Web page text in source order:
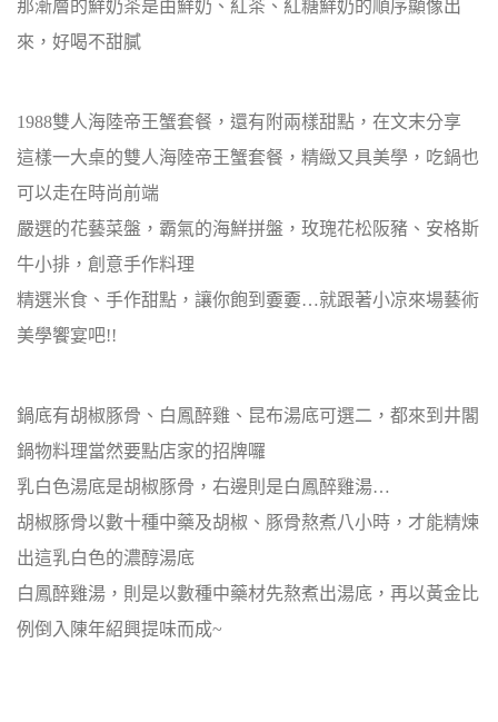
那漸層的鮮奶茶是由鮮奶、紅茶、紅糖鮮奶的順序顯像出
來，好喝不甜膩
1988雙人海陸帝王蟹套餐，還有附兩樣甜點，在文末分享
這樣一大桌的雙人海陸帝王蟹套餐，精緻又具美學，吃鍋也
可以走在時尚前端
嚴選的花藝菜盤，霸氣的海鮮拼盤，玫瑰花松阪豬、安格斯
牛小排，創意手作料理
精選米食、手作甜點，讓你飽到嫑嫑…就跟著小凉來場藝術
美學饗宴吧!!
鍋底有胡椒豚骨、白鳳醉雞、昆布湯底可選二，都來到井閣
鍋物料理當然要點店家的招牌囉
乳白色湯底是胡椒豚骨，右邊則是白鳳醉雞湯…
胡椒豚骨以數十種中藥及胡椒、豚骨熬煮八小時，才能精煉
出這乳白色的濃醇湯底
白鳳醉雞湯，則是以數種中藥材先熬煮出湯底，再以黃金比
例倒入陳年紹興提味而成~